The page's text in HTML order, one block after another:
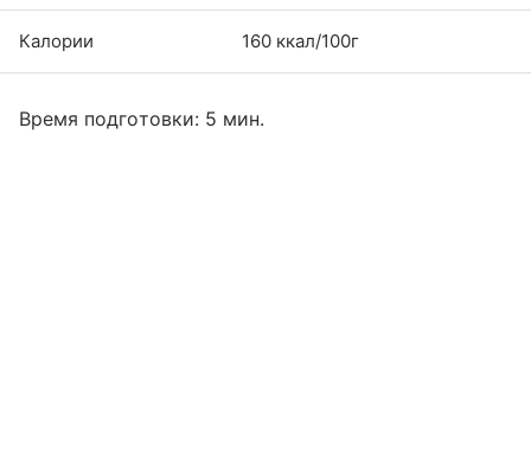
Калории 160 ккал/100г
Время подготовки: 5 мин.